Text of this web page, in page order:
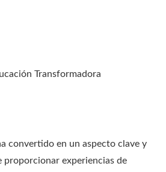
Transformadora
convertido en un aspecto clave y
experiencias de